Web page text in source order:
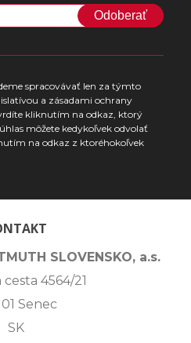
Odoberať
spracovávať len za týmto
a zásadami ochrany
kliknutím na odkaz, ktorý
môžete kedykoľvek odvolať
na odkaz z ktoréhokoľvek
SLOVENSKO, a.s.
4564/21
Senec
SK